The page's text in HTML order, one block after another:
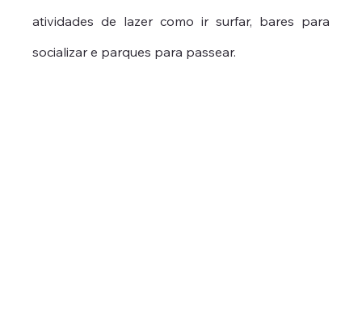
atividades de lazer como ir surfar, bares para
socializar e parques para passear.